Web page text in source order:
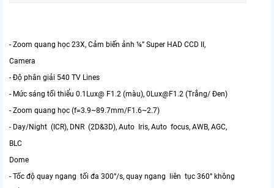
- Zoom quang học 23X, Cảm biến ảnh ¼” Super HAD CCD II,
Camera
- Độ phân giải 540 TV Lines
- Mức sáng tối thiểu 0.1Lux@ F1.2 (màu), 0Lux@F1.2 (Trắng/ Đen)
- Zoom quang học (f=3.9~89.7mm/F1.6~2.7)
- Day/Night (ICR), DNR (2D&3D), Auto Iris, Auto focus, AWB, AGC,
BLC
Dome
- Tốc độ quay ngang tối đa 300°/s, quay ngang liên tục 360° không